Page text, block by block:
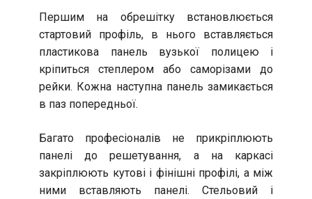
Першим на обрешітку встановлюється
стартовий профіль, в нього вставляється
пластикова панель вузької полицею і
кріпиться степлером або саморізами до
рейки. Кожна наступна панель замикається
в паз попередньої.
Багато професіоналів не прикріплюють
панелі до решетування, а на каркасі
закріплюють кутові і фінішні профілі, а між
ними вставляють панелі. Стельовий і